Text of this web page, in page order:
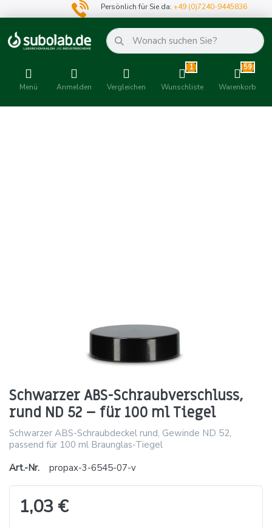
Persönlich für Sie da:+49 (0)7240-9445836
Menü Anmelden Vergleichen
1
Wunschliste
59
Warenkorb
Schwarzer ABS-Schraubverschluss,
rund ND 52 – für 100 ml Tiegel
Schwarzer ABS-Schraubdeckel rund, Gewinde ND 52,
passend für 100 ml Braunglas-Tiegel
Art.-Nr.
propax-3-6545-07-v
1,03 €